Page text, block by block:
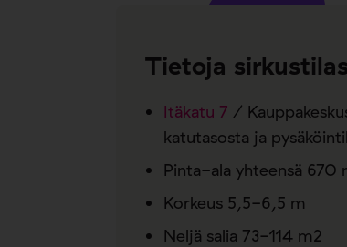
Tietoja
Itäkatu 7 /
katutasosta ja
Pinta-ala yhteensä 670
Korkeus 5,5-6,5 m
Neljä salia 73-114 m2